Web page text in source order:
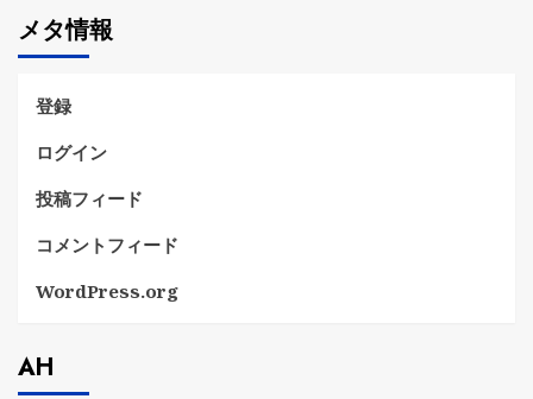
リ
ー
メタ情報
登録
ログイン
投稿フィード
コメントフィード
WordPress.org
AH